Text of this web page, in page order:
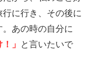
に行き、その後に
あの時の自分に
」
と言いたいで